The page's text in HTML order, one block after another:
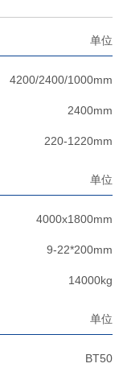
单位
4200/2400/1000mm
2400mm
220-1220mm
单位
4000x1800mm
9-22*200mm
14000kg
单位
BT50